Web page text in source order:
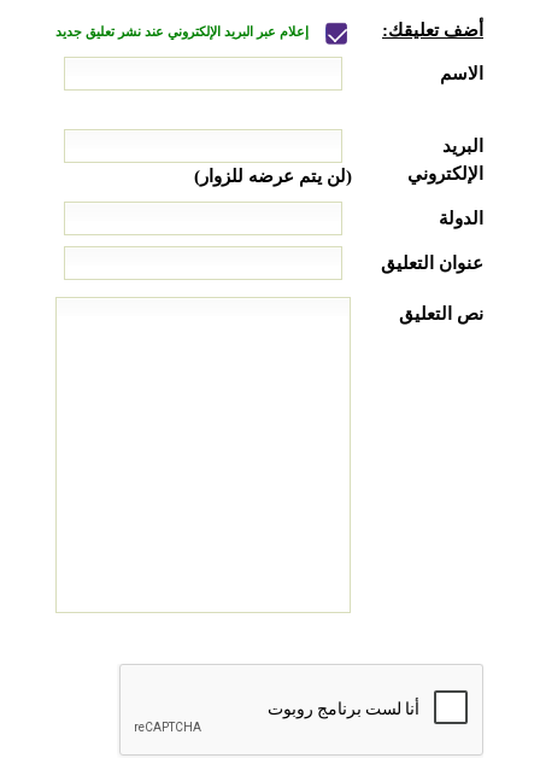
أضف تعليقك: إعلام عبر البريد الإلكتروني عند نشر تعليق جديد
الاسم
البريد
الإلكتروني
(لن يتم عرضه للزوار)
الدولة
عنوان التعليق
نص التعليق